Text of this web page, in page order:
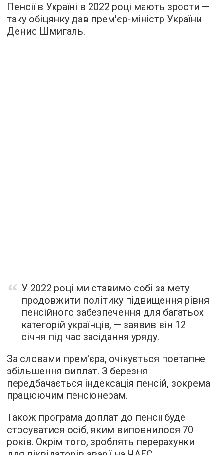
Пенсії в Україні в 2022 році мають зрости —
таку обіцянку дав прем'єр-міністр України
Денис Шмигаль.
У 2022 році ми ставимо собі за мету
продовжити політику підвищення рівня
пенсійного забезпечення для багатьох
категорій українців, — заявив він 12
січня під час засідання уряду.
За словами прем'єра, очікується поетапне
збільшення виплат. З березня
передбачається індексація пенсій, зокрема
працюючим пенсіонерам.
Також програма доплат до пенсії буде
стосуватися осіб, яким виповнилося 70
років. Окрім того, зроблять перерахунки